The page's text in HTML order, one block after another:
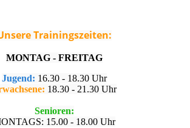
Trainingszeiten:
MONTAG - FREITAG
Jugend: 16.30 - 18.30 Uhr
18.30 - 21.30 Uhr
Senioren:
15.00 - 18.00 Uhr